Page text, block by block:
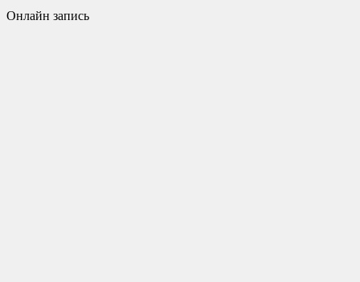
Онлайн запись